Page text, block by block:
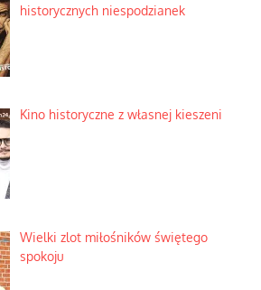
historycznych niespodzianek
Kino historyczne z własnej kieszeni
Wielki zlot miłośników świętego
spokoju